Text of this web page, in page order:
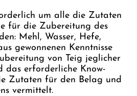
um alle die Zutaten
für die Zubereitung des
Mehl, Wasser, Hefe,
gewonnenen Kenntnisse
von Teig jeglicher
das erforderliche Know-
Zutaten für den Belag und
vermittelt.